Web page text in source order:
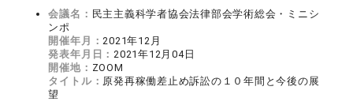
会議名： 民主主義科学者協会法律部会学術総会・ミニシ
ンポ
開催年月：2021年12月
発表年月日：2021年12月04日
開催地： ZOOM
タイトル： 原発再稼働差止め訴訟の１０年間と今後の展
望